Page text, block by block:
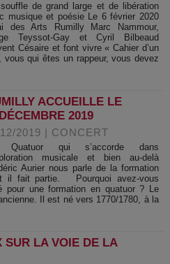
de grand large et de libération
musique et poésie Le 6 février 2020
des Arts Rumilly Marc Nammour,
Teyssot-Gay et Cyril Bilbeaud
Césaire et font vivre « Cahier d’un
qui êtes un rappeur, vous devez
ACCUEILLE LE
2019
2019 | CONCERT
Quatuor qui s’accorde dans
musicale et bien au-delà
Aurier nous parle de la formation
il fait partie. Pourquoi avez-vous
pour une formation en quatuor ? Le
Il est né vers 1770/1780, à la
SUR LA VOIE DE LA